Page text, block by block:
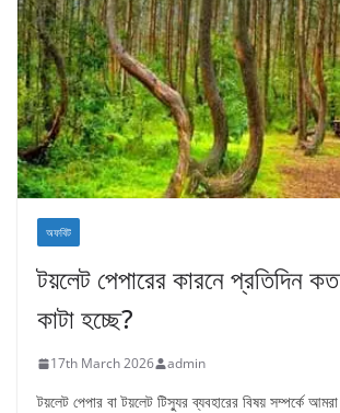
অফবিট
টয়লেট পেপারের কারনে প্রতিদিন
কাটা হচ্ছে?
17th March 2026 admin
টয়লেট পেপার বা টয়লেট টিস্যুর ব্যবহারের বিষয় সম্পর্কে